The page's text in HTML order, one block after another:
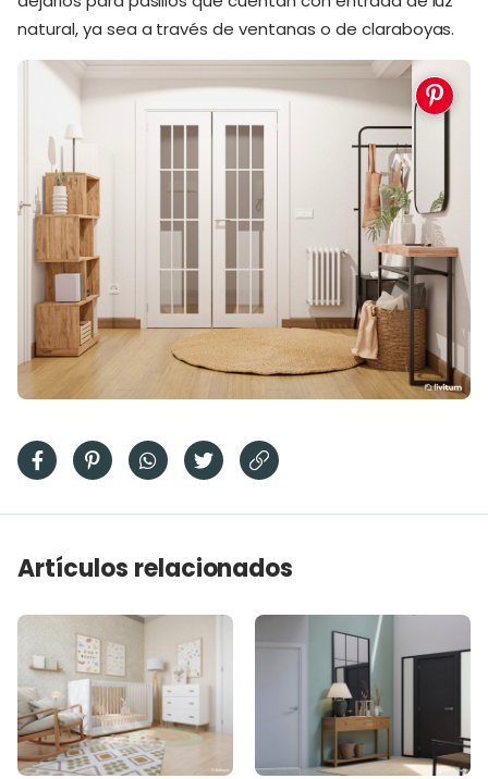
natural, ya sea a través de ventanas o de claraboyas.
Artículos relacionados